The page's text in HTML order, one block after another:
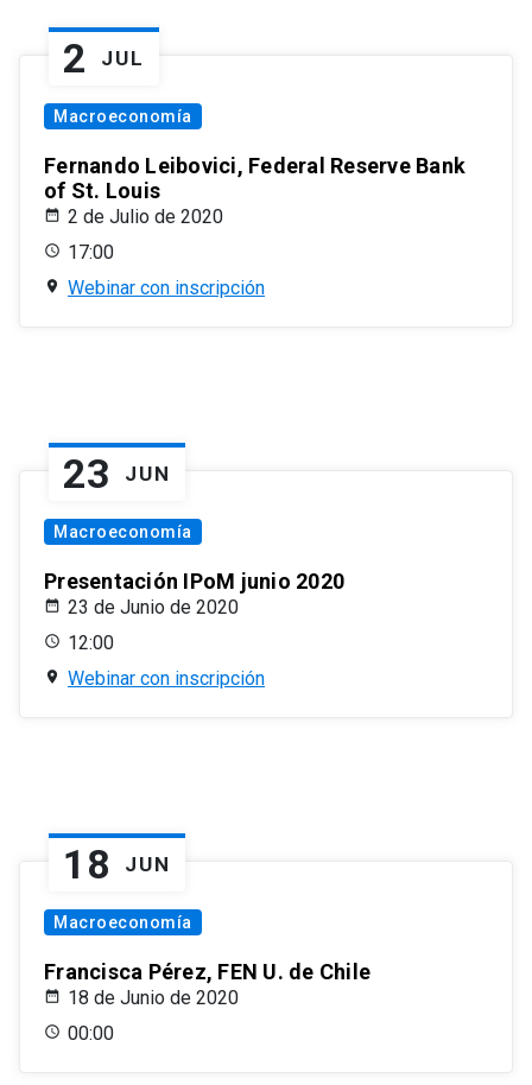
2 JUL
Macroeconomía
Fernando Leibovici, Federal Reserve Bank
of St. Louis
2 de Julio de 2020
17:00
Webinar con inscripción
23 JUN
Macroeconomía
Presentación IPoM junio 2020
23 de Junio de 2020
12:00
Webinar con inscripción
18 JUN
Macroeconomía
Francisca Pérez, FEN U. de Chile
18 de Junio de 2020
00:00